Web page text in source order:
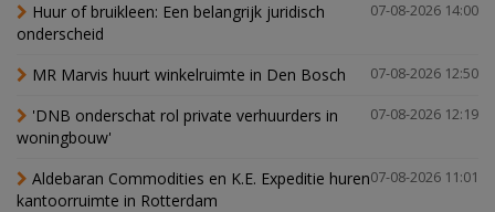
07-08-2026 14:00
Huur of bruikleen: Een belangrijk juridisch
onderscheid
07-08-2026 12:50
MR Marvis huurt winkelruimte in Den Bosch
07-08-2026 12:19
'DNB onderschat rol private verhuurders in
woningbouw'
07-08-2026 11:01
Aldebaran Commodities en K.E. Expeditie huren
kantoorruimte in Rotterdam